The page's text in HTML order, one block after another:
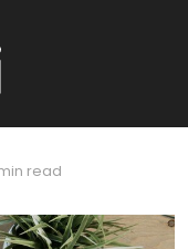
read